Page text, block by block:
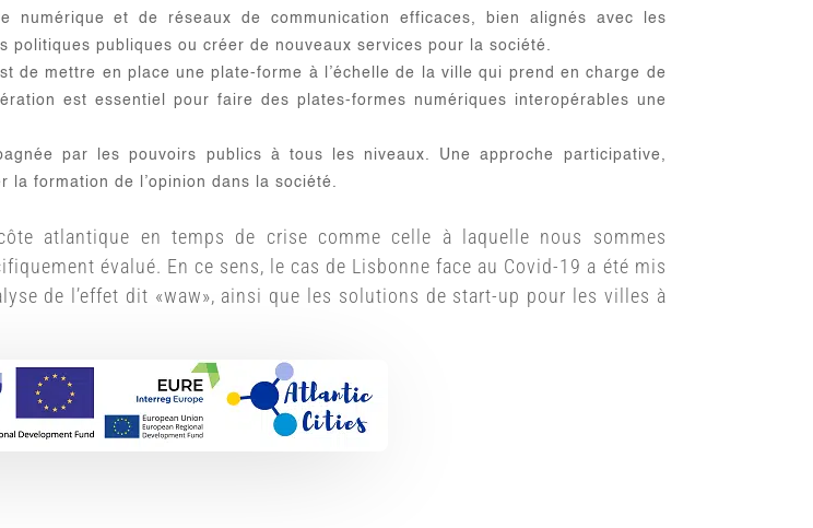
numérique et de réseaux de communication efficaces, bien alignés avec les
publiques ou créer de nouveaux services pour la société.
de mettre en place une plate-forme à l’échelle de la ville qui prend en charge de
est essentiel pour faire des plates-formes numériques interopérables une
par les pouvoirs publics à tous les niveaux. Une approche participative,
formation de l’opinion dans la société.
atlantique en temps de crise comme celle à laquelle nous sommes
évalué. En ce sens, le cas de Lisbonne face au Covid-19 a été mis
de l’effet dit «waw», ainsi que les solutions de start-up pour les villes à